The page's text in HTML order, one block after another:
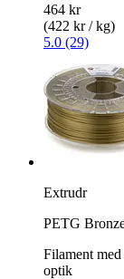
464 kr
(422 kr / kg)
5.0 (29)
Extrudr
PETG
Filament med
optik